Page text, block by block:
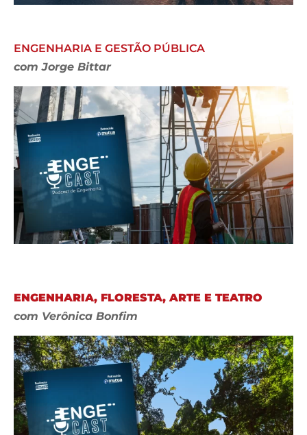
ENGENHARIA E GESTÃO PÚBLICA
com Jorge Bittar
ENGENHARIA, FLORESTA, ARTE E TEATRO
com Verônica Bonfim